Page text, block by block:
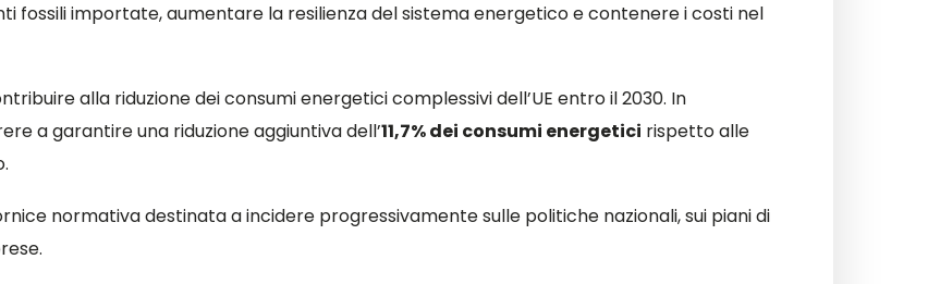
fossili importate, aumentare la resilienza del sistema energetico e contenere i costi nel
alla riduzione dei consumi energetici complessivi dell’UE entro il 2030. In
a garantire una riduzione aggiuntiva dell’11,7% dei consumi energetici rispetto alle
normativa destinata a incidere progressivamente sulle politiche nazionali, sui piani di